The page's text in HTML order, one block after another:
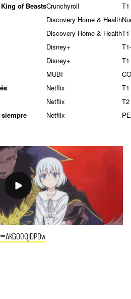
of BeastsCrunchyroll
T1
Discovery Home & Health
Discovery Home & HealthT1
Disney+
Disney+
T1
MUBI
Netflix
T1
Netflix
T2
siempre
Netflix